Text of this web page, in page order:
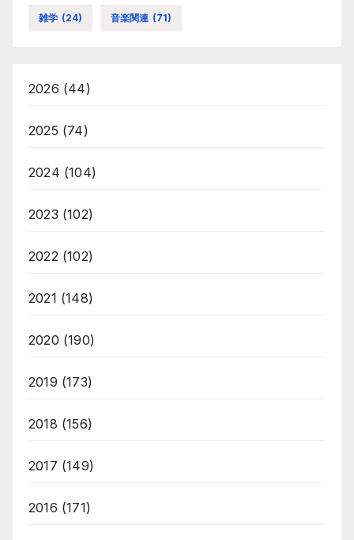
雑学 (24) 音楽関連 (71)
2026 (44)
2025 (74)
2024 (104)
2023 (102)
2022 (102)
2021 (148)
2020 (190)
2019 (173)
2018 (156)
2017 (149)
2016 (171)